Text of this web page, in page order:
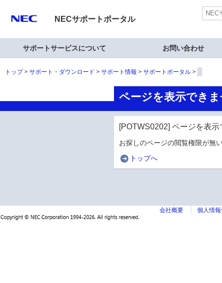
NECサポートポータル
サポートサービスについて お問い合わせ
トップ サポート・ダウンロード サポート情報 サポートポータル
ページを表示でき
[POTWS0202] ページを表
お探しのページの閲覧権限が無
トップへ
会社概要 個人情